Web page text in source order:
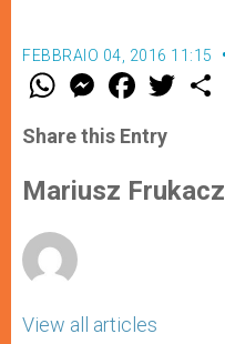
FEBBRAIO 04, 2016 11:15
W
t
s
p
p
M
e
s
e
g
e
F
a
e
b
o
k
w
r
Share this Entry
Mariusz Frukacz
View all articles